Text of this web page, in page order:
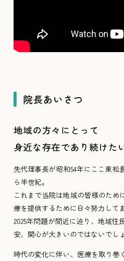
院長あいさつ
地域の方々にとって
身近な存在であり続けた
先代理事長が昭和54年にここ東松
ら半世紀。
これまで当院は地域の皆様のため
療を提供するために日々努力して
2025年問題が間近に迫り、地域住
安、関心が大きいのではないでし
時代の変化に伴い、医療を取り巻